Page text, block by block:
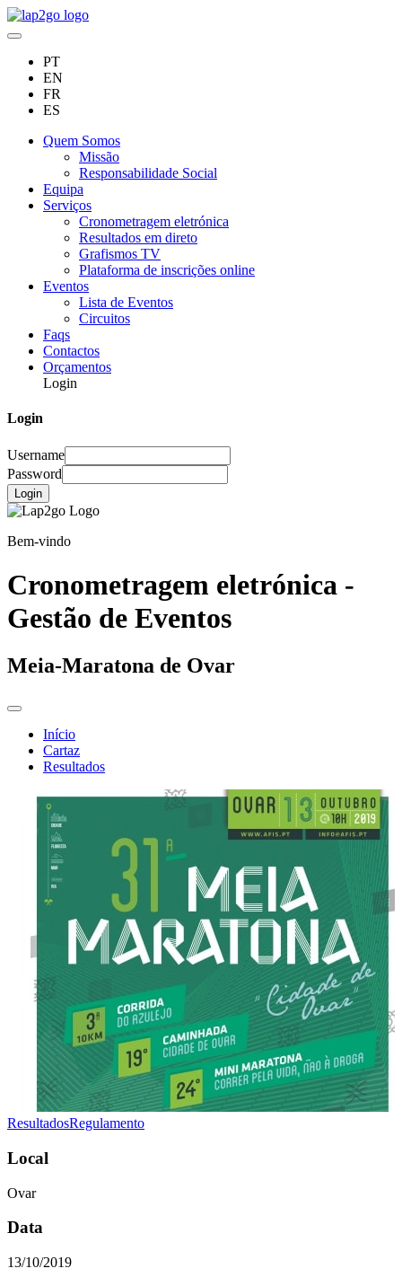
PT
EN
FR
ES
Quem Somos
Missão
Responsabilidade Social
Equipa
Serviços
Cronometragem eletrónica
Resultados em direto
Grafismos TV
Plataforma de inscrições online
Eventos
Lista de Eventos
Circuitos
Faqs
Contactos
Orçamentos
Login
Login
Username
Password
Login
Bem-vindo
Cronometragem eletrónica -
Gestão de Eventos
Meia-Maratona de Ovar
Início
Cartaz
Resultados
ResultadosRegulamento
Local
Ovar
Data
13/10/2019